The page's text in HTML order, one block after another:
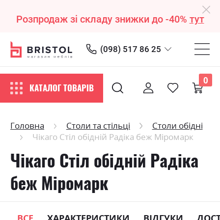
Розпродаж зі складу знижки до -40% тут
(098) 517 86 25
КАТАЛОГ ТОВАРІВ
0
Головна Столи та стільці
Столи обідні
Чікаго Стіл обідній Радіка беж Міромарк
Чікаго Стіл обідній Радіка
беж Міромарк